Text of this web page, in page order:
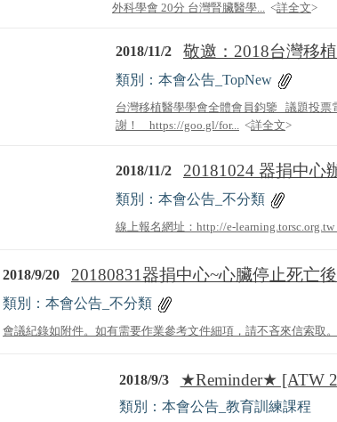
外科學會 20分 台灣腎臟醫學... <詳全文>
2018/11/2 敬邀：2018台灣移
類別：本會公告_TopNew
台灣移植醫學學會全體會員鈞鑒 議題投票
謝！ https://goo.gl/for... <詳全文>
2018/11/2 20181024 器捐中心
類別：本會公告_不分類
線上報名網址：http://e-
2018/9/20 20180831器捐中心~心臟停止死亡
類別：本會公告_不分類
會議紀錄如附件。如有需要作業參考文件細項，請不吝來信索取
2018/9/3 ★Reminder★ [ATW
類別：本會公告_教育訓練課程